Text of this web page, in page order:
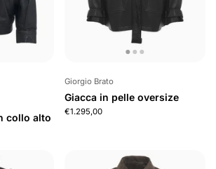
collo alto
Giorgio Brato
Giacca in pelle oversize
€1.295,00